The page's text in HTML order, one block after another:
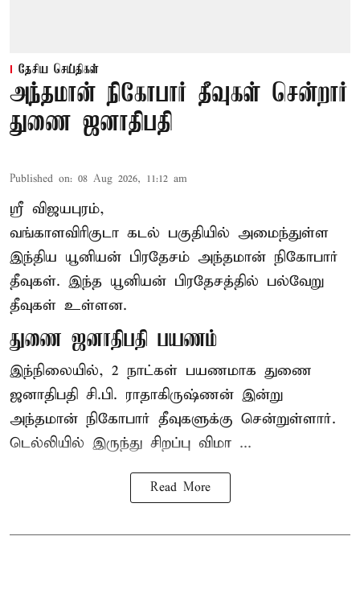
தேசிய செய்திகள்
அந்தமான் நிகோபார் தீவுகள் சென்றார்
துணை ஜனாதிபதி
Published on: 08 Aug 2026, 11:12 am
ஸ்ரீ விஜயபுரம்,
வங்காளவிரிகுடா கடல் பகுதியில் அமைந்துள்ள
இந்திய யூனியன் பிரதேசம் அந்தமான் நிகோபார்
தீவுகள். இந்த யூனியன் பிரதேசத்தில் பல்வேறு
தீவுகள் உள்ளன.
துணை ஜனாதிபதி பயணம்
இந்நிலையில், 2 நாட்கள் பயணமாக துணை
ஜனாதிபதி சி.பி. ராதாகிருஷ்ணன் இன்று
அந்தமான் நிகோபார் தீவுகளுக்கு சென்றுள்ளார்.
டெல்லியில் இருந்து சிறப்பு விமா ...
Read More